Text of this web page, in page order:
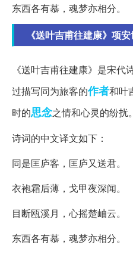
东西各有慕，魂梦亦相分。
《送叶吉甫往建康》项
《送叶吉甫往建康》是宋代
过描写同为旅客的作者和叶
时的思念之情和心灵的纷扰。
诗词的中文译文如下：
同是匡庐客，匡庐又送君。
衣袍霜后薄，戈甲夜深闻。
目断瓯溪月，心摇楚岫云。
东西各有慕，魂梦亦相分。